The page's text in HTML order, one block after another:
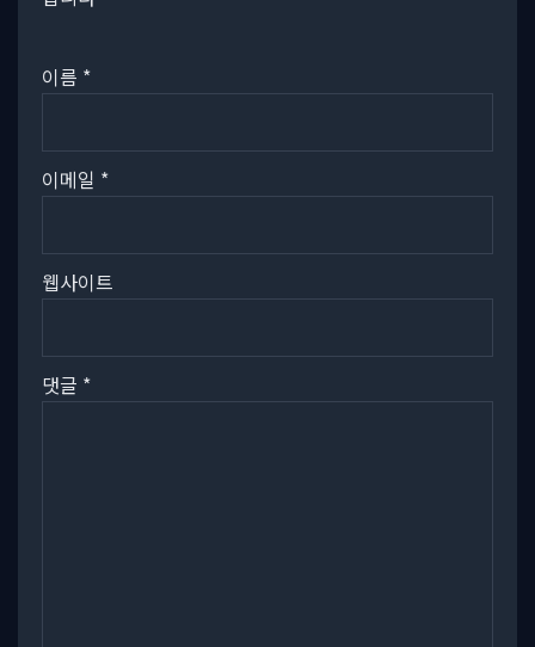
이름 *
이메일 *
웹사이트
댓글 *